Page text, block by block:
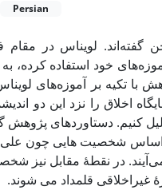
Persian
گفته‌اند. لویناس در مقام
خود استفاده کرده،
با تکیه بر آموزه‌های
اخلاق را نزد این دو
کنیم. دستاوردهای پژوهش
شخصیت ­هایی چون
در نقطۀ مقابل نیز
غیراخلاقی قلمداد می­ شوند.